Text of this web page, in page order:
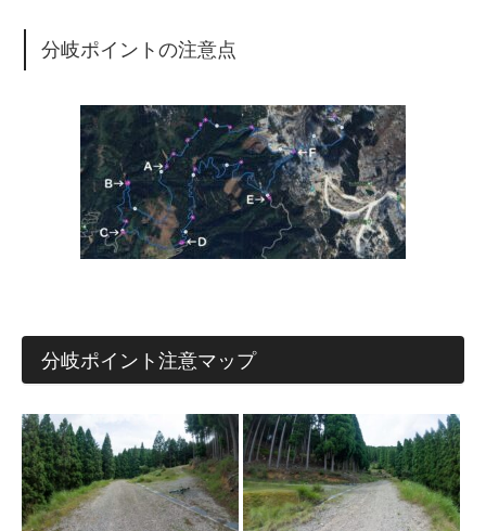
分岐ポイントの注意点
分岐ポイント注意マップ